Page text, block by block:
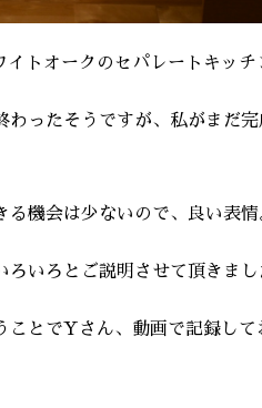
トオークのセパレートキッチ
ったそうですが、私がまだ
機会は少ないので、良い表情
いろとご説明させて頂きまし
とでYさん、動画で記録して